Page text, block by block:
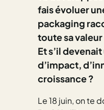
fais évoluer
packaging
toute sa valeur
Et s’il
d’impact,
croissance ?
Le 18 juin, on te